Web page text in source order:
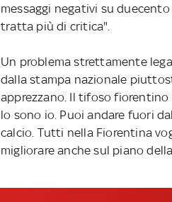
messaggi negativi su
tratta più di critica".
Un problema strettamente
dalla stampa nazionale
apprezzano. Il tifoso fiorentino
lo sono io. Puoi andare fuori
calcio. Tutti nella Fiorentina
migliorare anche sul piano